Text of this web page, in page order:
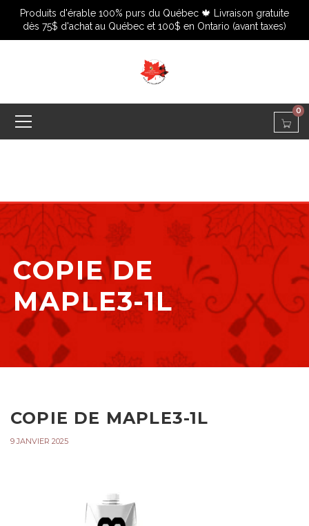
Produits d'érable 100% purs du Québec 🍁 Livraison gratuite
dès 75$ d'achat au Québec et 100$ en Ontario (avant taxes)
0
COPIE DE
MAPLE3-1L
COPIE DE MAPLE3-1L
9 JANVIER 2025